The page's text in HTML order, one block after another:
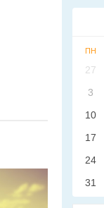
ПН
27
3
10
17
24
31